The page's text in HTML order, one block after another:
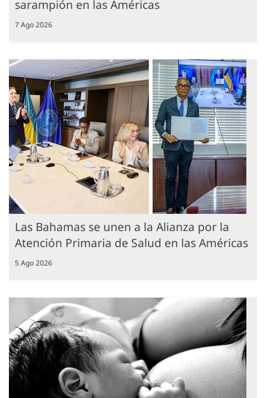
sarampión en las Américas
7 Ago 2026
Las Bahamas se unen a la Alianza por la
Atención Primaria de Salud en las Américas
5 Ago 2026